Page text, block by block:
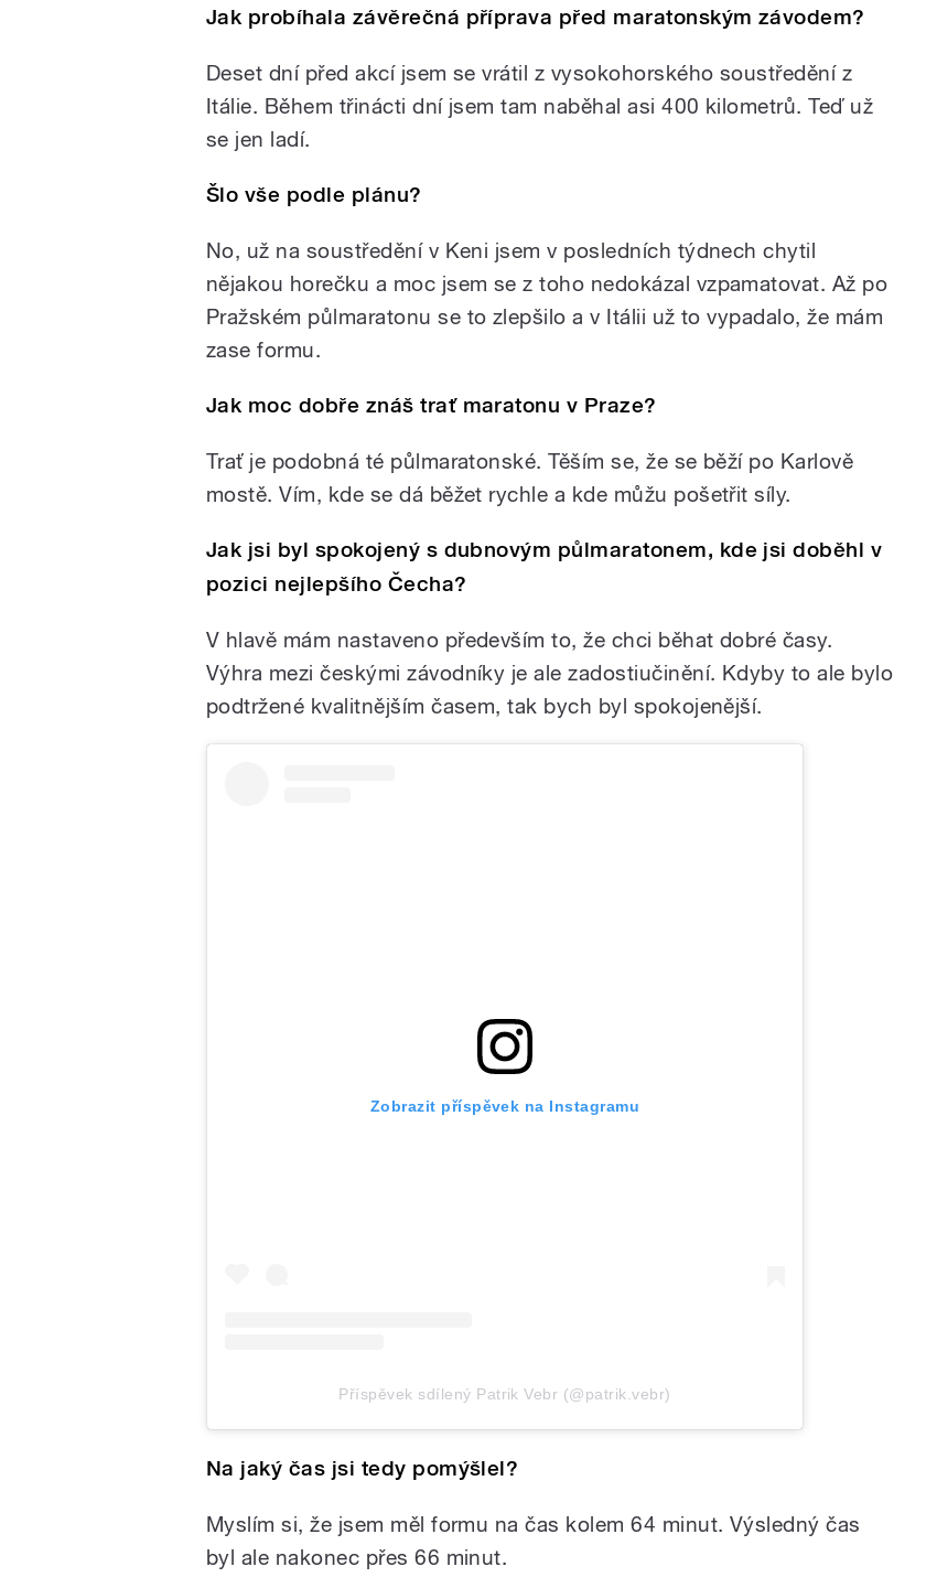
Jak probíhala závěrečná příprava před maratonským závodem?
Deset dní před akcí jsem se vrátil z vysokohorského soustředění z
Itálie. Během třinácti dní jsem tam naběhal asi 400 kilometrů. Teď už
se jen ladí.
Šlo vše podle plánu?
No, už na soustředění v Keni jsem v posledních týdnech chytil
nějakou horečku a moc jsem se z toho nedokázal vzpamatovat. Až po
Pražském půlmaratonu se to zlepšilo a v Itálii už to vypadalo, že mám
zase formu.
Jak moc dobře znáš trať maratonu v Praze?
Trať je podobná té půlmaratonské. Těším se, že se běží po Karlově
mostě. Vím, kde se dá běžet rychle a kde můžu pošetřit síly.
Jak jsi byl spokojený s dubnovým půlmaratonem, kde jsi doběhl v
pozici nejlepšího Čecha?
V hlavě mám nastaveno především to, že chci běhat dobré časy.
Výhra mezi českými závodníky je ale zadostiučinění. Kdyby to ale bylo
podtržené kvalitnějším časem, tak bych byl spokojenější.
Zobrazit příspěvek na Instagramu
Příspěvek sdílený Patrik Vebr (@patrik.vebr)
Na jaký čas jsi tedy pomýšlel?
Myslím si, že jsem měl formu na čas kolem 64 minut. Výsledný čas
byl ale nakonec přes 66 minut.